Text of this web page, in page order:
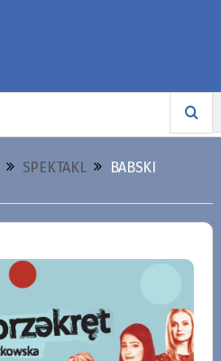
SPEKTAKL
BABSKI